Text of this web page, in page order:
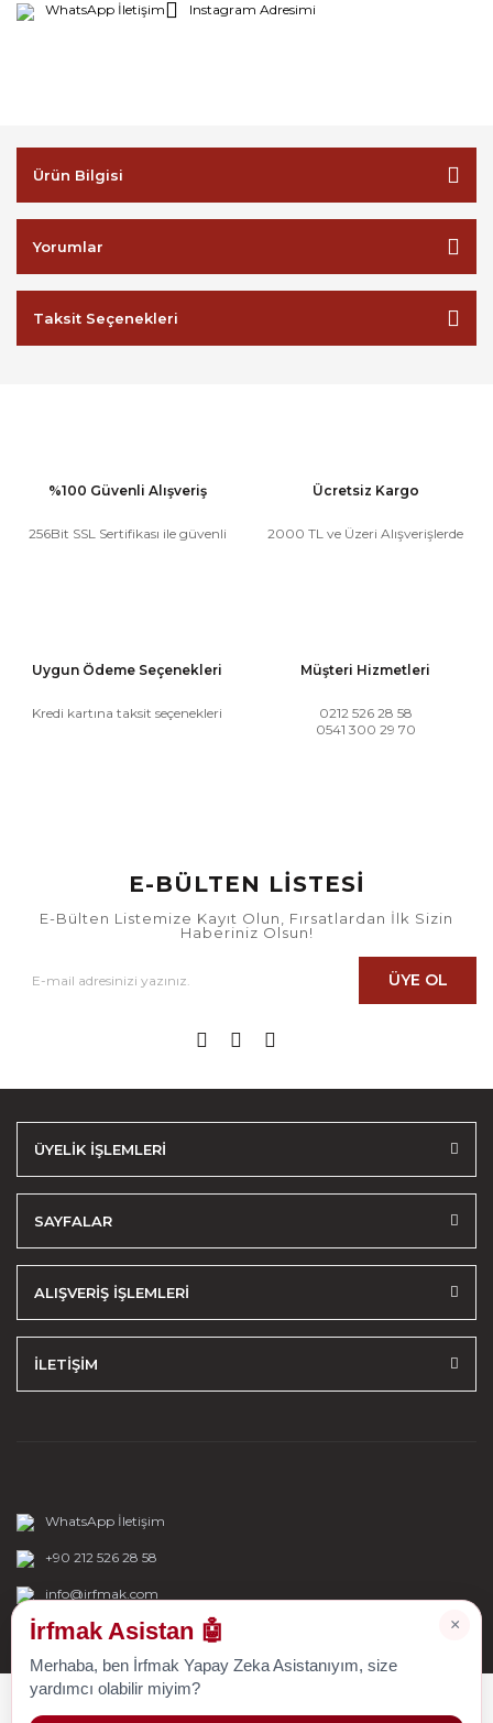
WhatsApp İletişim Instagram Adresimi
Ürün Bilgisi
Yorumlar
Taksit Seçenekleri
%100 Güvenli Alışveriş
256Bit SSL Sertifikası ile güvenli
Ücretsiz Kargo
2000 TL ve Üzeri Alışverişlerde
Uygun Ödeme Seçenekleri
Kredi kartına taksit seçenekleri
Müşteri Hizmetleri
0212 526 28 58
0541 300 29 70
E-BÜLTEN LİSTESİ
E-Bülten Listemize Kayıt Olun, Fırsatlardan İlk Sizin
Haberiniz Olsun!
ÜYE OL
ÜYELİK İŞLEMLERİ
SAYFALAR
ALIŞVERİŞ İŞLEMLERİ
İLETİŞİM
WhatsApp İletişim
+90 212 526 28 58
info@irfmak.com
×
İrfmak Asistan 🤖
Merhaba, ben İrfmak Yapay Zeka Asistanıyım, size
yardımcı olabilir miyim?